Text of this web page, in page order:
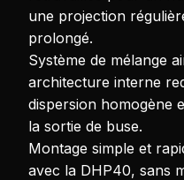
une projection
prolongé.
Système de mélange
architecture interne
dispersion homogène
la sortie de buse.
Montage simple et
avec la DHP40, sans